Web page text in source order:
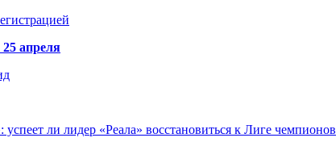
апреля
ли лидер «Реала» восстановиться к Лиге чемпионов